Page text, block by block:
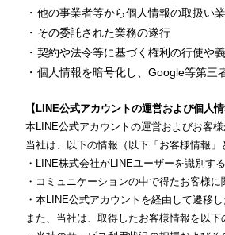
他の事業者等から個人情報の取扱い
その委託された業務の遂行
契約や法令等に基づく権利の行使や
個人情報を暗号化し、Google等第三
【LINE公式アカウントの運営および個人
本LINE公式アカウントの運営およびお客
当社は、以下の情報（以下「お客様情報
・LINE株式会社がLINEユーザーを識別す
・コミュニケーションの中で得たお客様
・本LINE公式アカウントを経由して遷移
また、当社は、取得したお客様情報を以下